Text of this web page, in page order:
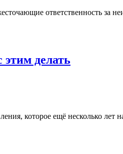
ответственность за
делать
которое ещё несколько лет